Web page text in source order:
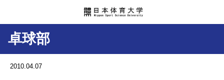
卓球部
2010.04.07